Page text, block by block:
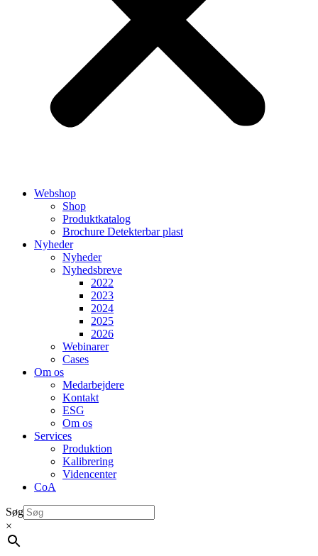
Webshop
Shop
Produktkatalog
Brochure Detekterbar plast
Nyheder
Nyheder
Nyhedsbreve
2022
2023
2024
2025
2026
Webinarer
Cases
Om os
Medarbejdere
Kontakt
ESG
Om os
Services
Produktion
Kalibrering
Videncenter
CoA
Søg
×